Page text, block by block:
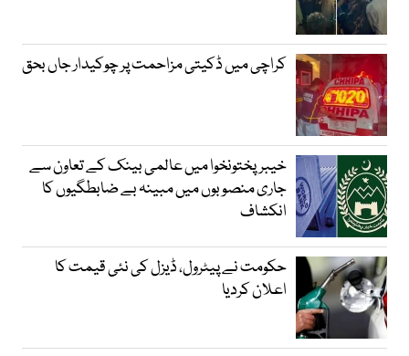
کراچی میں ڈکیتی مزاحمت پر چوکیدار جاں بحق
خیبرپختونخوا میں عالمی بینک کے تعاون سے
جاری منصوبوں میں مبینہ بے ضابطگیوں کا
انکشاف
حکومت نے پیٹرول، ڈیزل کی نئی قیمت کا
اعلان کردیا